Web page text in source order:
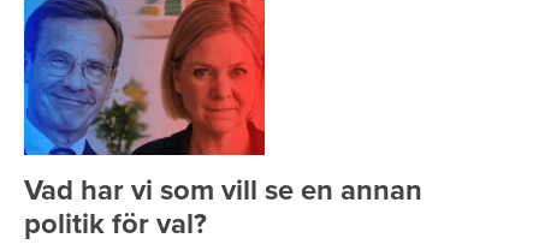
Vad har vi som vill se en annan
politik för val?